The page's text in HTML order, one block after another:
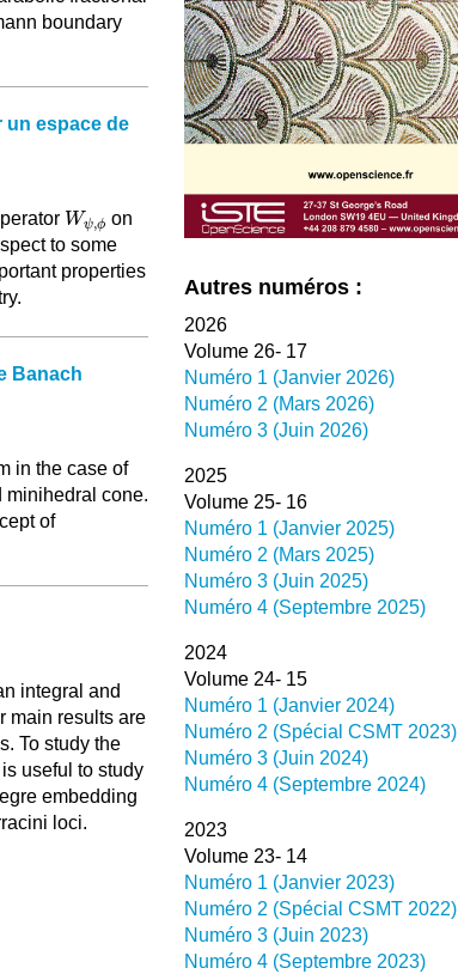
boundary
espace de
Wψ,ϕ
Wψ ϕ
on
to some
properties
Banach
in the case of
minihedral cone.
of
integral and
main results are
To study the
useful to study
embedding
loci.
Autres numéros :
2026
Volume 26- 17
Numéro 1 (Janvier 2026)
Numéro 2 (Mars 2026)
Numéro 3 (Juin 2026)
2025
Volume 25- 16
Numéro 1 (Janvier 2025)
Numéro 2 (Mars 2025)
Numéro 3 (Juin 2025)
Numéro 4 (Septembre 2025)
2024
Volume 24- 15
Numéro 1 (Janvier 2024)
Numéro 2 (Spécial CSMT 2023)
Numéro 3 (Juin 2024)
Numéro 4 (Septembre 2024)
2023
Volume 23- 14
Numéro 1 (Janvier 2023)
Numéro 2 (Spécial CSMT 2022)
Numéro 3 (Juin 2023)
Numéro 4 (Septembre 2023)